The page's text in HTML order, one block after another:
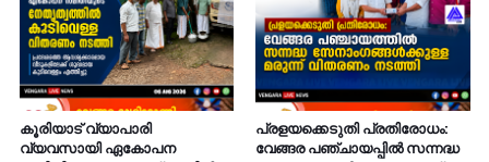
കൂരിയാട് വ്യാപാരി
വ്യവസായി ഏകോപന
പ്രളയക്കെടുതി പ്രതിരോധം:
വേങ്ങര പഞ്ചായപ്പിൽ സന്നദ്ധ